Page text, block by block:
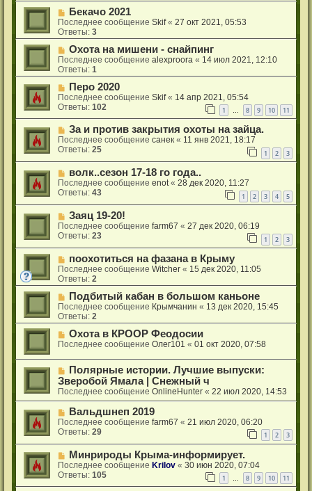
Бекачо 2021
Последнее сообщениеSkif«27 окт 2021, 05:53
Ответы:3
Охота на мишени - снайпинг
Последнее сообщениеalexproora « 14 июл 2021, 12:10
Ответы:1
Перо 2020
Последнее сообщениеSkif« 14 апр 2021, 05:54
Ответы:102 1 … 8 9 10 11
За и против закрытия охоты на зайца.
Последнее сообщениесанек « 11 янв 2021, 18:17
Ответы:25 1 2 3
волк..сезон 17-18 го года..
Последнее сообщениеenot«28 дек 2020, 11:27
Ответы:43 1 2 3 4 5
Заяц 19-20!
Последнее сообщениеfarm67 «27 дек 2020, 06:19
Ответы:23 1 2 3
поохотиться на фазана в Крыму
Последнее сообщениеWitcher « 15 дек 2020, 11:05
Ответы:2
Подбитый кабан в большом каньоне
Последнее сообщение Крымчанин « 13 дек 2020, 15:45
Ответы:2
Охота в КРООР Феодосии
Последнее сообщениеОлег101 «01 окт 2020, 07:58
Полярные истории. Лучшие выпуски:
Зверобой Ямала | Снежный ч
Последнее сообщениеOnlineHunter «22 июл 2020, 14:53
Вальдшнеп 2019
Последнее сообщениеfarm67 «21 июл 2020, 06:20
Ответы:29 1 2 3
Минрироды Крыма-информирует.
Последнее сообщениеKrilov «30 июн 2020, 07:04
Ответы:105 1 … 8 9 10 11